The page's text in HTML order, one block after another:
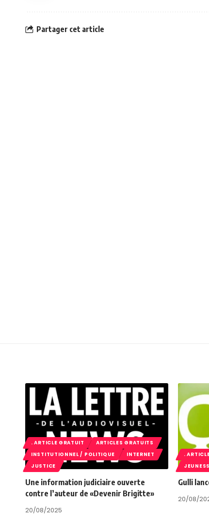
Partager cet article
. ARTICLE GRATUIT
ARTICLES GRATUITS
INSTITUTIONNEL / POLITIQUE
INTERNET
JUSTICE
Une information judiciaire ouverte
contre l’auteur de «Devenir Brigitte»
20/08/2025
.
Gulli
20/08/